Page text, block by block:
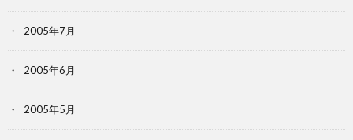
2005年7月
2005年6月
2005年5月